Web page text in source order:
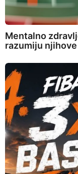
Mentalno
razumiju